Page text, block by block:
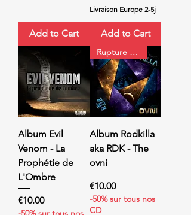
Add to Cart
Livraison Europe 2-5j
Add to Cart
Album Evil
Venom - La
Prophétie de
L'Ombre
Price
€10.00
Rupture de stock
Album Rodkilla
aka RDK - The
ovni
Price
€10.00
-50% sur tous nos
CD